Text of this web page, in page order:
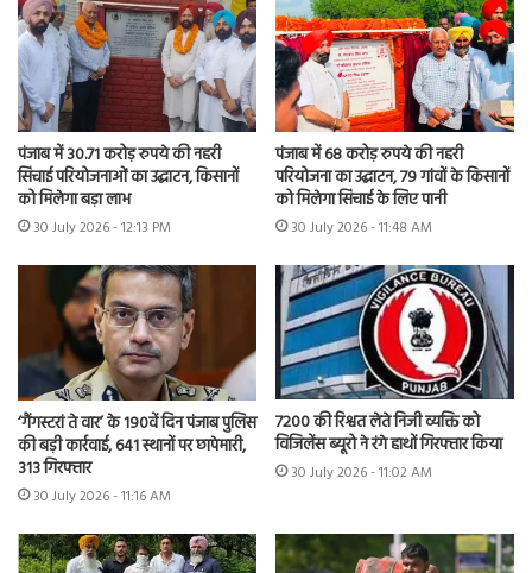
पंजाब में 30.71 करोड़ रुपये की नहरी
सिंचाई परियोजनाओं का उद्घाटन, किसानों
को मिलेगा बड़ा लाभ
30 July 2026 - 12:13 PM
पंजाब में 68 करोड़ रुपये की नहरी
परियोजना का उद्घाटन, 79 गांवों के किसानों
को मिलेगा सिंचाई के लिए पानी
30 July 2026 - 11:48 AM
‘गैंगस्टरां ते वार’ के 190वें दिन पंजाब पुलिस
की बड़ी कार्रवाई, 641 स्थानों पर छापेमारी,
313 गिरफ्तार
30 July 2026 - 11:16 AM
7200 की रिश्वत लेते निजी व्यक्ति को
विजिलेंस ब्यूरो ने रंगे हाथों गिरफ्तार किया
30 July 2026 - 11:02 AM